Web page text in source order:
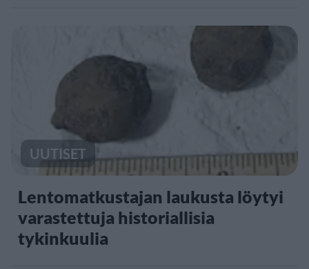
UUTISET
Lentomatkustajan laukusta löytyi
varastettuja historiallisia
tykinkuulia